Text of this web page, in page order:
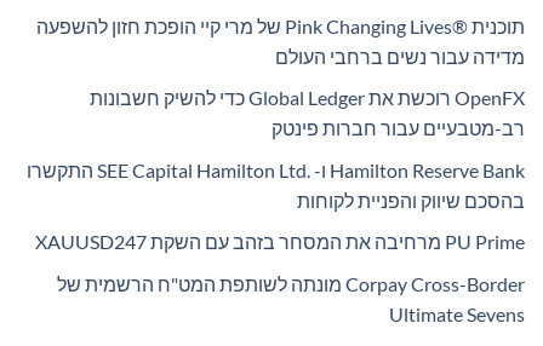
תוכנית Pink Changing Lives®‎ של מרי קיי הופכת חזון להשפעה
מדידה עבור נשים ברחבי העולם
OpenFX רוכשת את Global Ledger כדי להשיק חשבונות
רב-מטבעיים עבור חברות פינטק
Hamilton Reserve Bank ו- SEE Capital Hamilton Ltd.‎ התקשרו
בהסכם שיווק והפניית לקוחות
PU Prime מרחיבה את המסחר בזהב עם השקת XAUUSD247
Corpay Cross-Border מונתה לשותפת המט"ח הרשמית של
Ultimate Sevens